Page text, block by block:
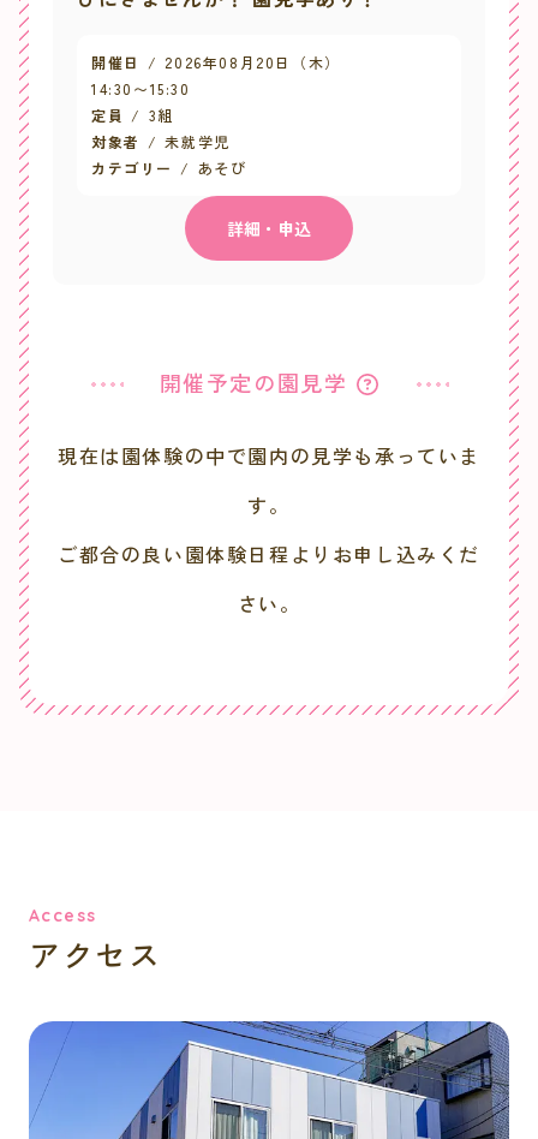
開催日
2026年08月20日（木）
14:30 〜15:30
定員
3組
対象者
未就学児
カテゴリー
あそび
詳細・申込
開催予定の園見学
現在は園体験の中で園内の見学も承っていま
す。
ご都合の良い園体験日程よりお申し込みくだ
さい。
Access
アクセス